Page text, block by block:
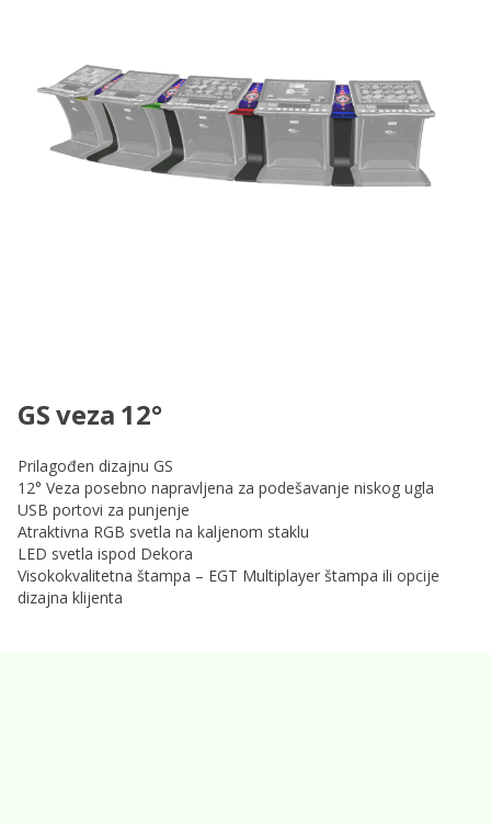
GS veza 12°
Prilagođen dizajnu GS
12° Veza posebno napravljena za podešavanje niskog ugla
USB portovi za punjenje
Atraktivna RGB svetla na kaljenom staklu
LED svetla ispod Dekora
Visokokvalitetna štampa – EGT Multiplayer štampa ili opcije
dizajna klijenta